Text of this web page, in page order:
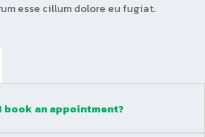
esse cillum dolore eu fugiat.
book an appointment?